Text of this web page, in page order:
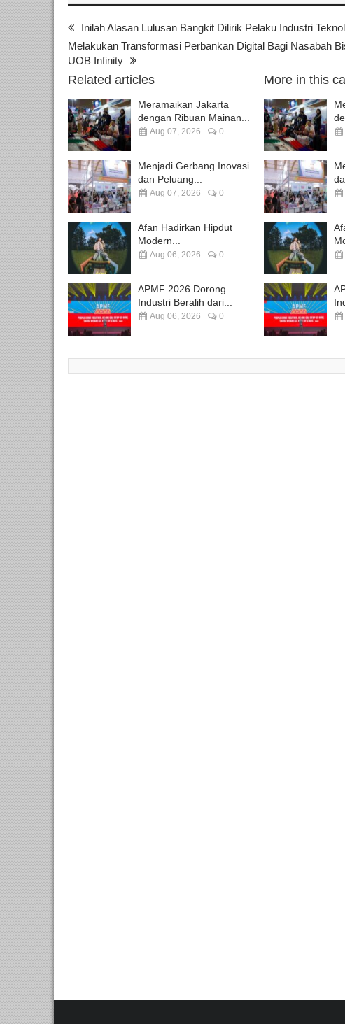
Inilah Alasan Lulusan Bangkit Dilirik Pelaku Industri
Melakukan Transformasi Perbankan Digital Bagi Nasabah
UOB Infinity
Related articles
Meramaikan Jakarta
dengan Ribuan Mainan...
Aug 07, 2026 0
Menjadi Gerbang Inovasi
dan Peluang...
Aug 07, 2026 0
Afan Hadirkan Hipdut
Modern...
Aug 06, 2026 0
APMF 2026 Dorong
Industri Beralih dari...
Aug 06, 2026 0
More in this